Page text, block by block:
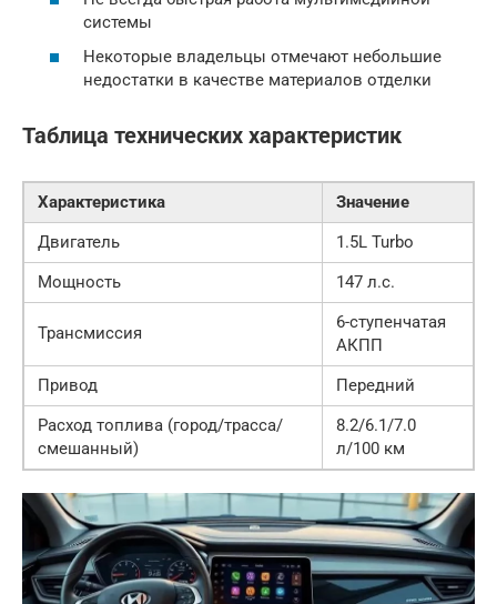
системы
Некоторые владельцы отмечают небольшие
недостатки в качестве материалов отделки
Таблица технических характеристик
Характеристика
Значение
Двигатель
1.5L Turbo
Мощность
147 л.с.
Трансмиссия
6-ступенчатая
АКПП
Привод
Передний
Расход топлива (город/трасса/
смешанный)
8.2/6.1/7.0
л/100 км